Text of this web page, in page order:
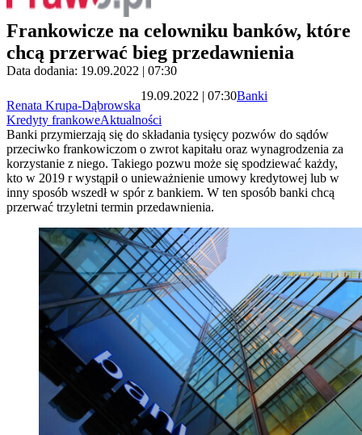
Frankowicze na celowniku banków, które
chcą przerwać bieg przedawnienia
Data dodania: 19.09.2022 | 07:30
Renata Krupa-Dąbrowska
19.09.2022 | 07:30Banki
Kredyty frankoweAktualności
Banki przymierzają się do składania tysięcy pozwów do sądów
przeciwko frankowiczom o zwrot kapitału oraz wynagrodzenia za
korzystanie z niego. Takiego pozwu może się spodziewać każdy,
kto w 2019 r wystąpił o unieważnienie umowy kredytowej lub w
inny sposób wszedł w spór z bankiem. W ten sposób banki chcą
przerwać trzyletni termin przedawnienia.